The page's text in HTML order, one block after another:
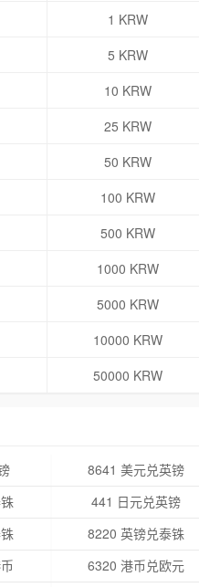
1 KRW
5 KRW
10 KRW
25 KRW
50 KRW
100 KRW
500 KRW
1000 KRW
5000 KRW
10000 KRW
50000 KRW
8641 美元兑英镑
441 日元兑英镑
8220 英镑兑泰铢
6320 港币兑欧元